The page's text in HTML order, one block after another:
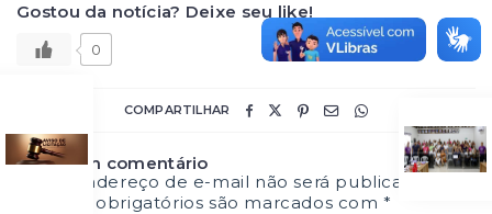
Gostou da notícia? Deixe seu like!
0
COMPARTILHAR
Deixe um comentário
O seu endereço de e-mail não será publicado.
Campos obrigatórios são marcados com*